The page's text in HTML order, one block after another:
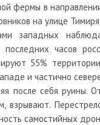
фермы в
на улице
западных
часов
55%
и частично
после себя руины.
взрывают.
самостийных